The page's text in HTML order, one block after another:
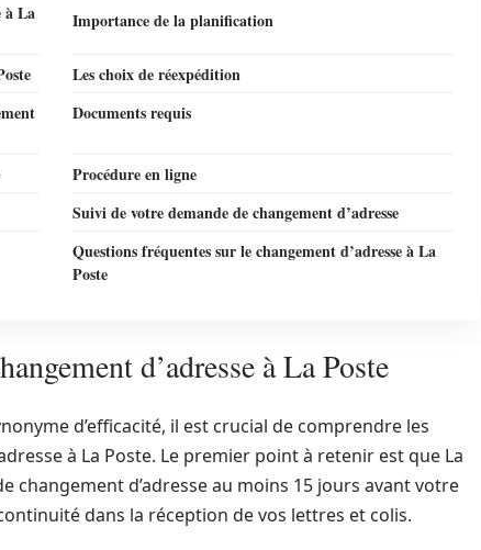
à La
Importance de la planification
Les choix de réexpédition
Documents requis
Procédure en ligne
Suivi de votre demande de changement d’adresse
Questions fréquentes sur le changement d’adresse à La
Poste
d’adresse à La Poste
d’efficacité, il est crucial de comprendre les
à La Poste. Le premier point à retenir est que La
changement d’adresse au moins 15 jours avant votre
dans la réception de vos lettres et colis.